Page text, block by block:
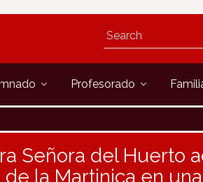
Profesorado
Señora del Huerto
la Martinica en